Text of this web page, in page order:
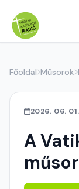
Főoldal Műsorok
2026. 06.
A